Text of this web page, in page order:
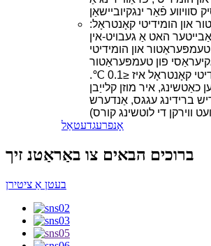
און הומידיטי קאָנטראָל:
האט אַ געבויט-אין
און הומידיטי
פון טעמפּעראַטור
און הומידיטי קאָנטראָל איז ≤0.1 ℃.
כאַטשינג, איר מוזן קלייַבן
פריש ברידינג עגגס, אַנדערש
ווירקן די לוטשינג קורס)
אָנפרעגדעטאַל
ברוכים הבאים צו באַראַטנ זיך
בעטן אַ ציטירן